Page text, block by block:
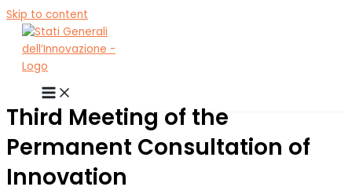
Skip to content
Third Meeting of the
Permanent Consultation of
Innovation